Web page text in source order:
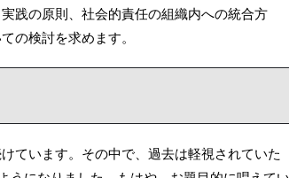
践の原則、社会的責任の組織内への統合方
の検討を求めます。
ています。その中で、過去は軽視されていた